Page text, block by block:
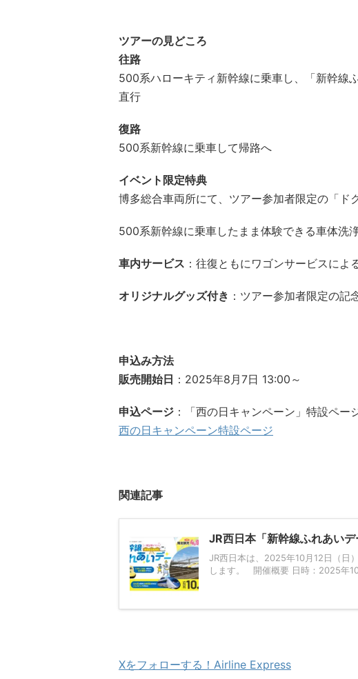
ツアーの見どころ
往路
500系ハローキティ新幹線に乗車し、「新幹線
直行
復路
500系新幹線に乗車して帰路へ
イベント限定特典
博多総合車両所にて、ツアー参加者限定の「ド
500系新幹線に乗車したまま体験できる車体洗
車内サービス ：往復ともにワゴンサービスによ
オリジナルグッズ付き ：ツアー参加者限定の記
申込み方法
販売開始日 ：2025年8月7日 13:00～
申込ページ ：「西の日キャンペーン」特設ペー
西の日キャンペーン特設ページ
関連記事
JR西日本「新幹線ふれあい
JR西日本は、2025年10月12日（日
します。 開催概要 日時：2025年
Xをフォローする！Airline Express